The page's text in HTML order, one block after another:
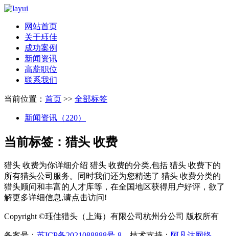
网站首页
关于珏佳
成功案例
新闻资讯
高薪职位
联系我们
当前位置： 首页 >> 全部标签
新闻资讯（220）
当前标签： 猎头 收费
猎头 收费为你详细介绍 猎头 收费的分类,包括 猎头 收费下的
所有猎头公司服务。同时我们还为您精选了 猎头 收费分类的
猎头顾问和丰富的人才库等，在全国地区获得用户好评，欲了
解更多详细信息,请点击访问!
Copyright ©珏佳猎头（上海）有限公司杭州分公司 版权所有